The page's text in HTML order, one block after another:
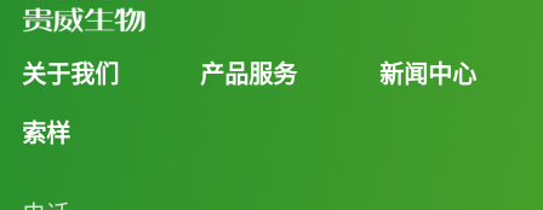
关于我们 产品服务 新闻中心
索样